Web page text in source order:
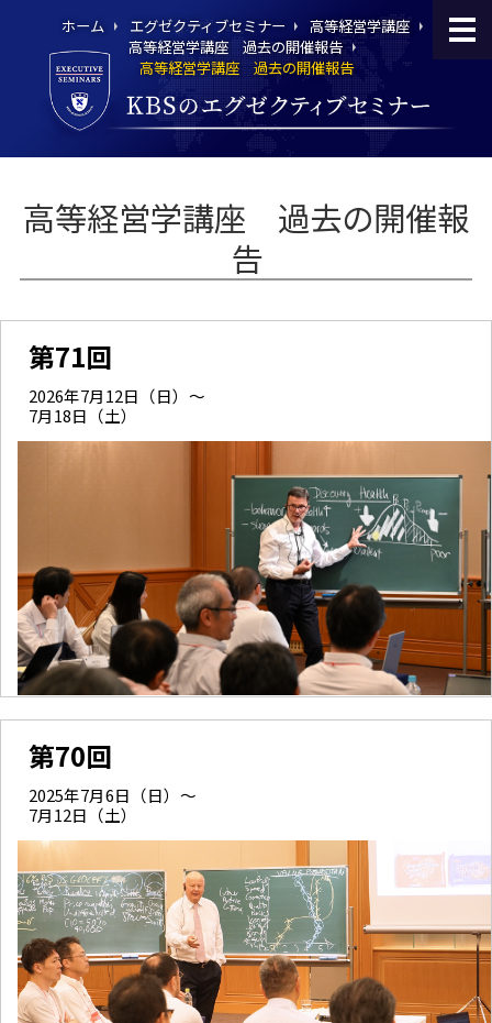
ホーム エグゼクティブセミナー
高等経営学講座
高等経営学講座 過去の開催報告
高等経営学講座 過去の開催報告
高等経営学講座 過去の開催報
告
第71回
2026年7月12日（日）～
7月18日（土）
第70回
2025年7月6日（日）～
7月12日（土）